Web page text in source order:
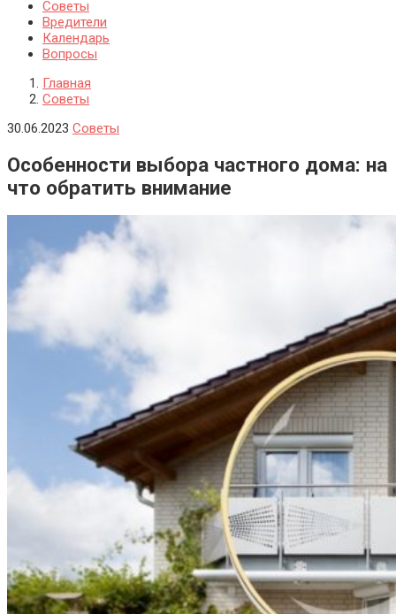
Советы
Вредители
Календарь
Вопросы
Главная
Советы
30.06.2023 Советы
Особенности выбора частного дома: на
что обратить внимание